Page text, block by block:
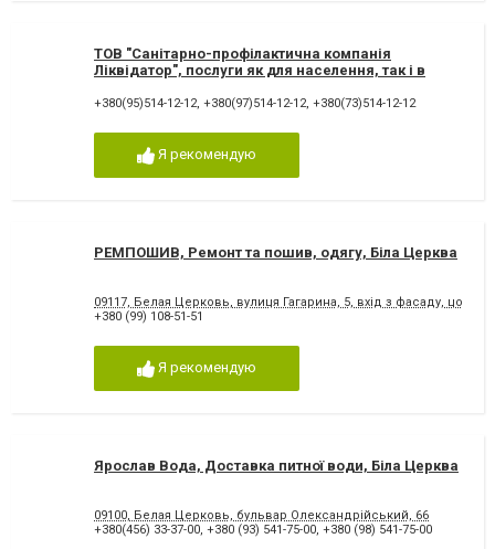
ТОВ "Санітарно-профілактична компанія
Ліквідатор", послуги як для населення, так і в
+380(95)514-12-12, +380(97)514-12-12, +380(73)514-12-12
Я рекомендую
РЕМПОШИВ, Ремонт та пошив, одягу, Біла Церква
09117, Белая Церковь, вулиця Гагарина, 5, вхід з фасаду,
+380 (99) 108-51-51
Я рекомендую
Ярослав Вода, Доставка питної води, Біла Церква
09100, Белая Церковь, бульвар Олександрійський, 66
+380(456) 33-37-00, +380 (93) 541-75-00, +380 (98) 541-75-00